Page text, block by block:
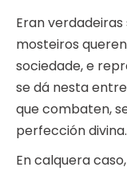
Eran
mosteiros
sociedade, e
se dá nesta
que combaten,
perfección divina.
En calquera